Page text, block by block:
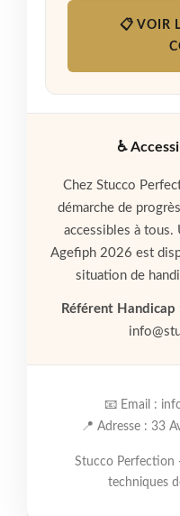
📋 VOIR
♿
Chez Stucco
démarche de
accessibles à tous.
Agefiph 2026 est
situation de
Référent Handicap
📧 Email :
📍 Adresse : 33
Stucco Perfection
techniques